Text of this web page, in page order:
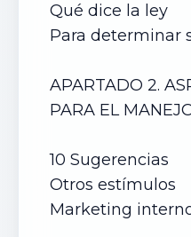
Qué dice la ley
Para determinar
APARTADO 2.
PARA EL
10 Sugerencias
Otros estímulos
Marketing